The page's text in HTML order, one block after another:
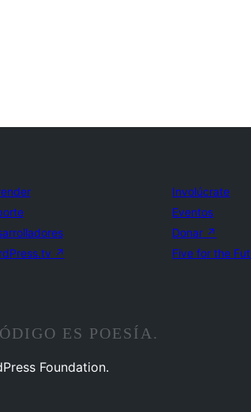
↗
Involúcrate
Eventos
Donar ↗
Five for the
ES POESÍA.
Foundation.